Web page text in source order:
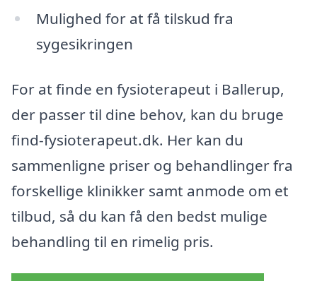
Mulighed for at få tilskud fra
sygesikringen
For at finde en fysioterapeut i Ballerup,
der passer til dine behov, kan du bruge
find-fysioterapeut.dk. Her kan du
sammenligne priser og behandlinger fra
forskellige klinikker samt anmode om et
tilbud, så du kan få den bedst mulige
behandling til en rimelig pris.